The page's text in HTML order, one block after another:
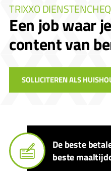
TRIXXO
Een job waar
content van
SOLLICITEREN ALS
De beste
beste